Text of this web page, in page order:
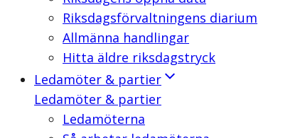
Riksdagsförvaltningens diarium
Allmänna handlingar
Hitta äldre riksdagstryck
Ledamöter & partier
Ledamöter & partier
Ledamöterna